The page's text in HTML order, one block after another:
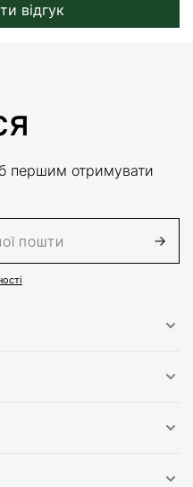
відгук
першим отримувати